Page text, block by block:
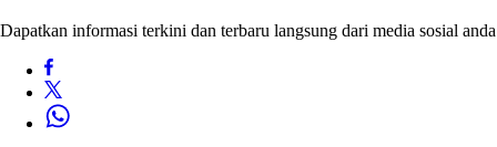
Dapatkan informasi terkini dan terbaru langsung dari media sosial anda